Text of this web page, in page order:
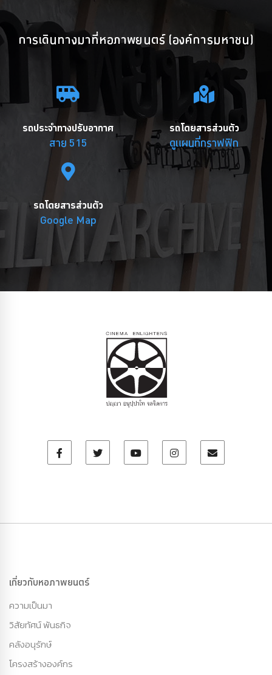
การเดินทางมาที่หอภาพยนตร์ (องค์การมหาชน)
รถประจำทางปรับอากาศ
สาย 515
รถโดยสารส่วนตัว
ดูแผนที่กราฟฟิก
รถโดยสารส่วนตัว
Google Map
เกี่ยวกับหอภาพยนตร์
ความเป็นมา
วิสัยทัศน์ พันธกิจ
คลังอนุรักษ์
โครงสร้างองค์กร